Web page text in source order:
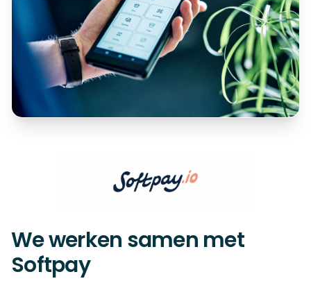
We werken samen met
Softpay